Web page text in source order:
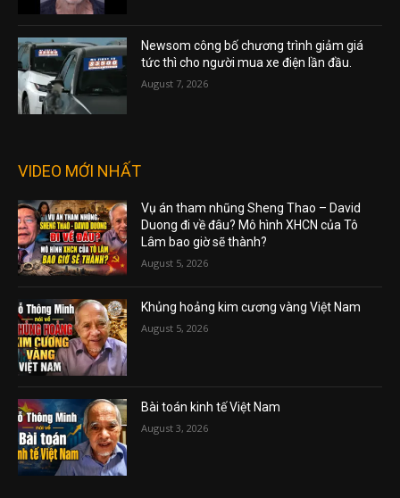
Newsom công bố chương trình giảm giá
tức thì cho người mua xe điện lần đầu.
August 7, 2026
VIDEO MỚI NHẤT
Vụ án tham nhũng Sheng Thao – David
Duong đi về đâu? Mô hình XHCN của Tô
Lâm bao giờ sẽ thành?
August 5, 2026
Khủng hoảng kim cương vàng Việt Nam
August 5, 2026
Bài toán kinh tế Việt Nam
August 3, 2026